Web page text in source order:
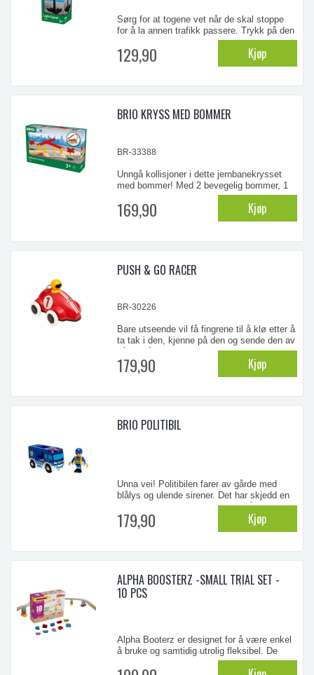
Sørg for at togene vet når de skal stoppe
for å la annen trafikk passere. Trykk på den
øverste knappen for å aktivere lyssignalet –
rødt betyr stopp, gult betyr vent og grønt
betyr ar du er klar for nye eventyr!
129,90 Kjøp
BRIO KRYSS MED BOMMER
BR-33388
Unngå kollisjoner i dette jernbanekrysset
med bommer! Med 2 bevegelig bommer, 1
rett skinne og 2 varselskilt. Lengde 108
mm. fra 3 år.
169,90 Kjøp
PUSH & GO RACER
BR-30226
Bare utseende vil få fingrene til å klø etter å
ta tak i den, kjenne på den og sende den av
gårde på gulvet hjemme. Trykk ned føreren
så drar bilen i vei! Trykk og kjør-racerbilen
tilbyr moro og underholdning som også
...
179,90 Kjøp
BRIO POLITIBIL
Unna vei! Politibilen farer av gårde med
blålys og ulende sirener. Det har skjedd en
trafikkulykke, og politimannen må
omdirigere trafikken. Ikke noe tid for tyver
akkurat nå – men det kan raskt endre seg!
179,90 Kjøp
ALPHA BOOSTERZ -SMALL TRIAL SET -
10 PCS
Alpha Booterz er designet for å være enkel
å bruke og samtidig utrolig fleksibel. De
spesialdesignede sporkoblingene lar deg